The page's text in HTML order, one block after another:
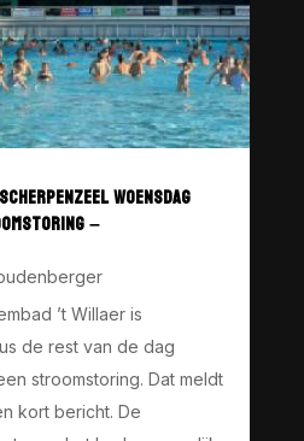
WOENSDAG
–
’t Willaer is
de rest van de dag
stroomstoring. Dat meldt
kort bericht. De